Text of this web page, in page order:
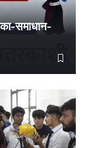
समाधान-